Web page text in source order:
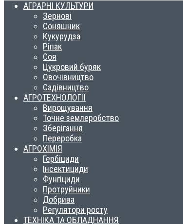
АГРАРНІ КУЛЬТУРИ
Зернові
Соняшник
Кукурудза
Ріпак
Соя
Цукровий буряк
Овочівництво
Садівництво
АГРОТЕХНОЛОГІЇ
Вирощування
Точне землеробство
Зберігання
Переробка
АГРОХІМІЯ
Гербіциди
Інсектициди
Фунгіциди
Протруйники
Добрива
Регулятори росту
ТЕХНІКА ТА ОБЛАДНАННЯ